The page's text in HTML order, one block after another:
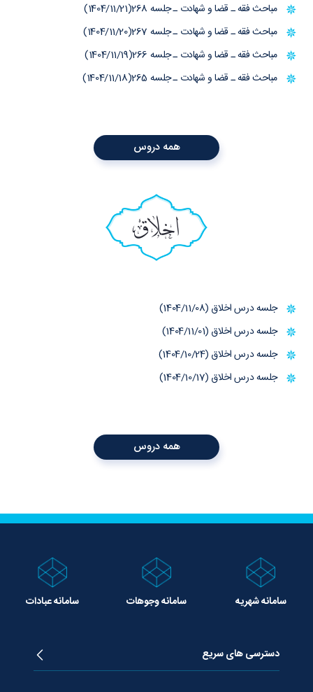
مباحث فقه ـ قضا و شهادت ـ جلسه 268(1404/11/21)
مباحث فقه ـ قضا و شهادت ـ جلسه 267(1404/11/20)
مباحث فقه ـ قضا و شهادت ـ جلسه 266(1404/11/19)
مباحث فقه ـ قضا و شهادت ـ جلسه 265(1404/11/18)
همه دروس
اخلاق
جلسه درس اخلاق (1404/11/08)
جلسه درس اخلاق (1404/11/01)
جلسه درس اخلاق (1404/10/24)
جلسه درس اخلاق (1404/10/17)
همه دروس
سامانه شهریه سامانه وجوهات سامانه عبادات
دسترسی های سریع